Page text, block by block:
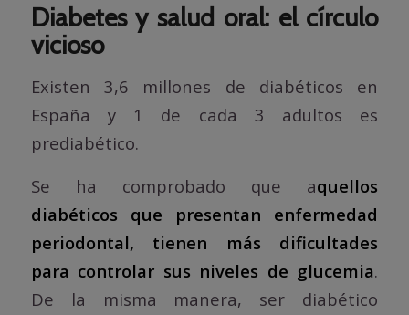
Diabetes y salud oral: el círculo
vicioso
Existen 3,6 millones de diabéticos en
España y 1 de cada 3 adultos es
prediabético.
Se ha comprobado que aquellos
diabéticos que presentan enfermedad
periodontal, tienen más dificultades
para controlar sus niveles de glucemia.
De la misma manera, ser diabético